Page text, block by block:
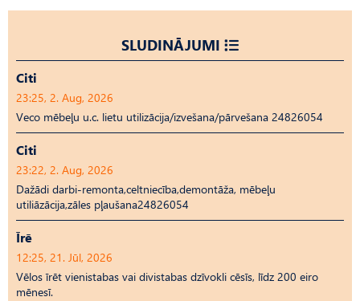
SLUDINĀJUMI
Citi
23:25, 2. Aug, 2026
Veco mēbeļu u.c. lietu utilizācija/izvešana/pārvešana 24826054
Citi
23:22, 2. Aug, 2026
Dažādi darbi-remonta,celtniecība,demontāža, mēbeļu
utiliāzācija,zāles pļaušana24826054
Īrē
12:25, 21. Jūl, 2026
Vēlos īrēt vienistabas vai divistabas dzīvokli cēsīs, līdz 200 eiro
mēnesī.